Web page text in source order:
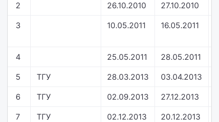
2 26.10.2010 27.10.2010
3 10.05.2011 16.05.2011
4 25.05.2011 28.05.2011
5 ТГУ 28.03.2013 03.04.2013
6 ТГУ 02.09.2013 27.12.2013
7 ТГУ 02.12.2013 20.12.2013